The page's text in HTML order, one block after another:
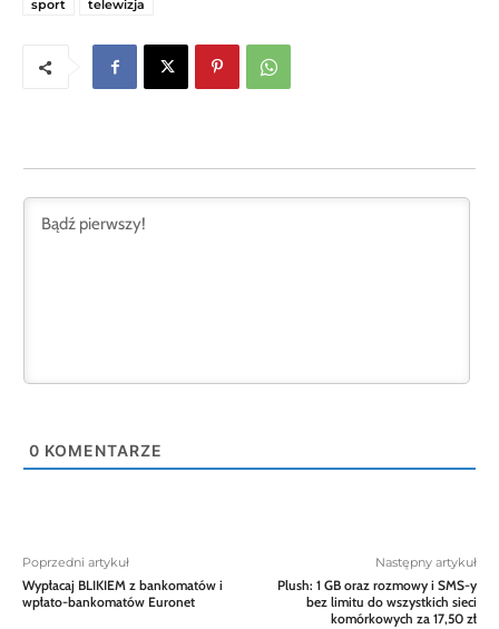
sport telewizja
0 KOMENTARZE
Poprzedni artykuł
Wypłacaj BLIKIEM z bankomatów i
wpłato-bankomatów Euronet
Następny artykuł
Plush: 1 GB oraz rozmowy i SMS-y
bez limitu do wszystkich sieci
komórkowych za 17,50 zł